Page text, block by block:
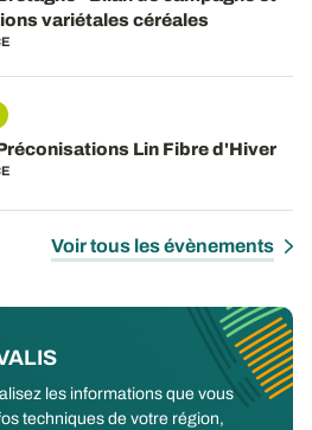
variétales céréales
Lin Fibre d'Hiver
Voir tous les évènements
les informations que vous
techniques de votre région,